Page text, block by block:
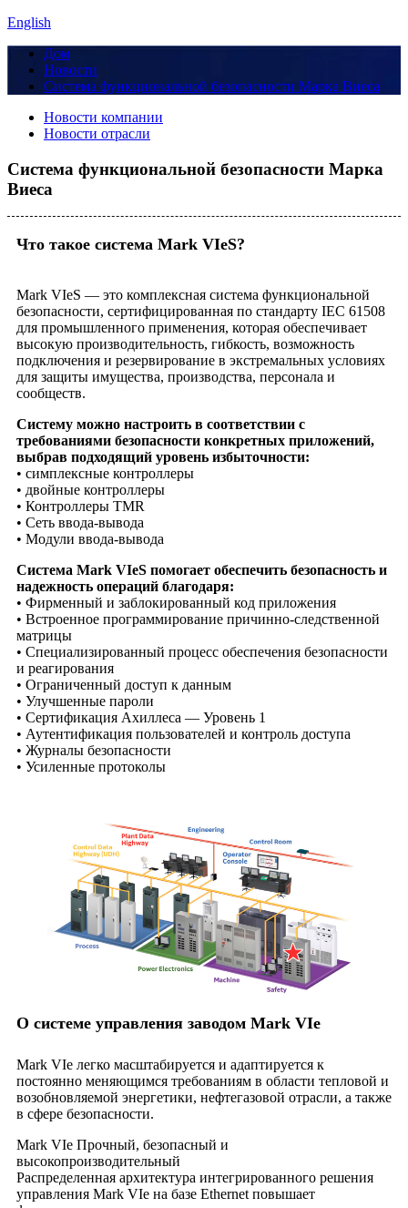
English
Дом
Новости
Система функциональной безопасности Марка Виеса
Новости компании
Новости отрасли
Система функциональной безопасности Марка
Виеса
Что такое система Mark VIeS?
Mark VIeS — это комплексная система функциональной
безопасности, сертифицированная по стандарту IEC 61508
для промышленного применения, которая обеспечивает
высокую производительность, гибкость, возможность
подключения и резервирование в экстремальных условиях
для защиты имущества, производства, персонала и
сообществ.
Систему можно настроить в соответствии с
требованиями безопасности конкретных приложений,
выбрав подходящий уровень избыточности:
• симплексные контроллеры
• двойные контроллеры
• Контроллеры TMR
• Сеть ввода-вывода
• Модули ввода-вывода
Система Mark VIeS помогает обеспечить безопасность и
надежность операций благодаря:
• Фирменный и заблокированный код приложения
• Встроенное программирование причинно-следственной
матрицы
• Специализированный процесс обеспечения безопасности
и реагирования
• Ограниченный доступ к данным
• Улучшенные пароли
• Сертификация Ахиллеса — Уровень 1
• Аутентификация пользователей и контроль доступа
• Журналы безопасности
• Усиленные протоколы
О системе управления заводом Mark VIe
Mark VIe легко масштабируется и адаптируется к
постоянно меняющимся требованиям в области тепловой и
возобновляемой энергетики, нефтегазовой отрасли, а также
в сфере безопасности.
Mark VIe Прочный, безопасный и
высокопроизводительный
Распределенная архитектура интегрированного решения
управления Mark VIe на базе Ethernet повышает